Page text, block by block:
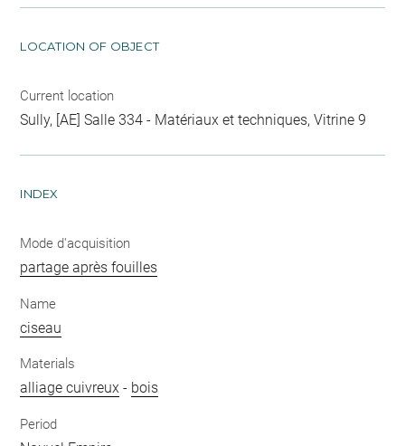
LOCATION OF OBJECT
Current location
Sully, [AE] Salle 334 - Matériaux et techniques, Vitrine 9
INDEX
Mode d'acquisition
partage après fouilles
Name
ciseau
Materials
alliage cuivreux - bois
Period